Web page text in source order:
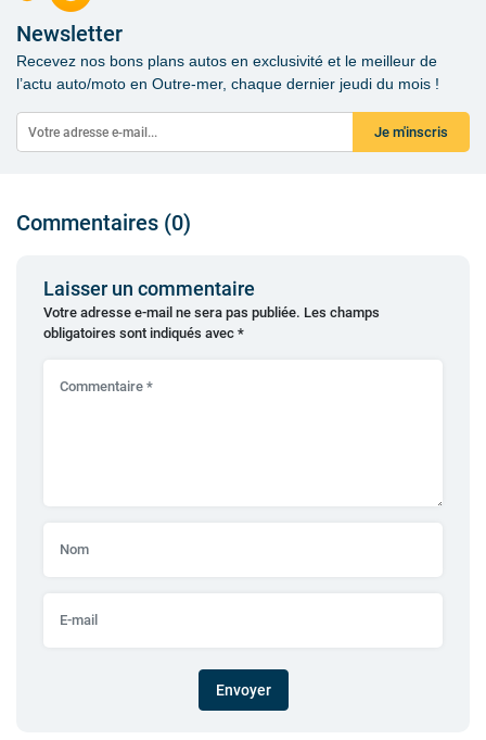
Newsletter
Recevez nos bons plans autos en exclusivité et le meilleur de
l’actu auto/moto en Outre-mer, chaque dernier jeudi du mois !
Je m'inscris
Commentaires (0)
Laisser un commentaire
Votre adresse e-mail ne sera pas publiée. Les champs
obligatoires sont indiqués avec *
Envoyer